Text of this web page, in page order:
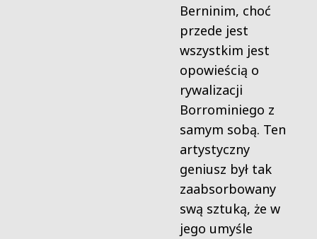
Berninim, choć
przede jest
wszystkim jest
opowieścią o
rywalizacji
Borrominiego z
samym sobą. Ten
artystyczny
geniusz był tak
zaabsorbowany
swą sztuką, że w
jego umyśle